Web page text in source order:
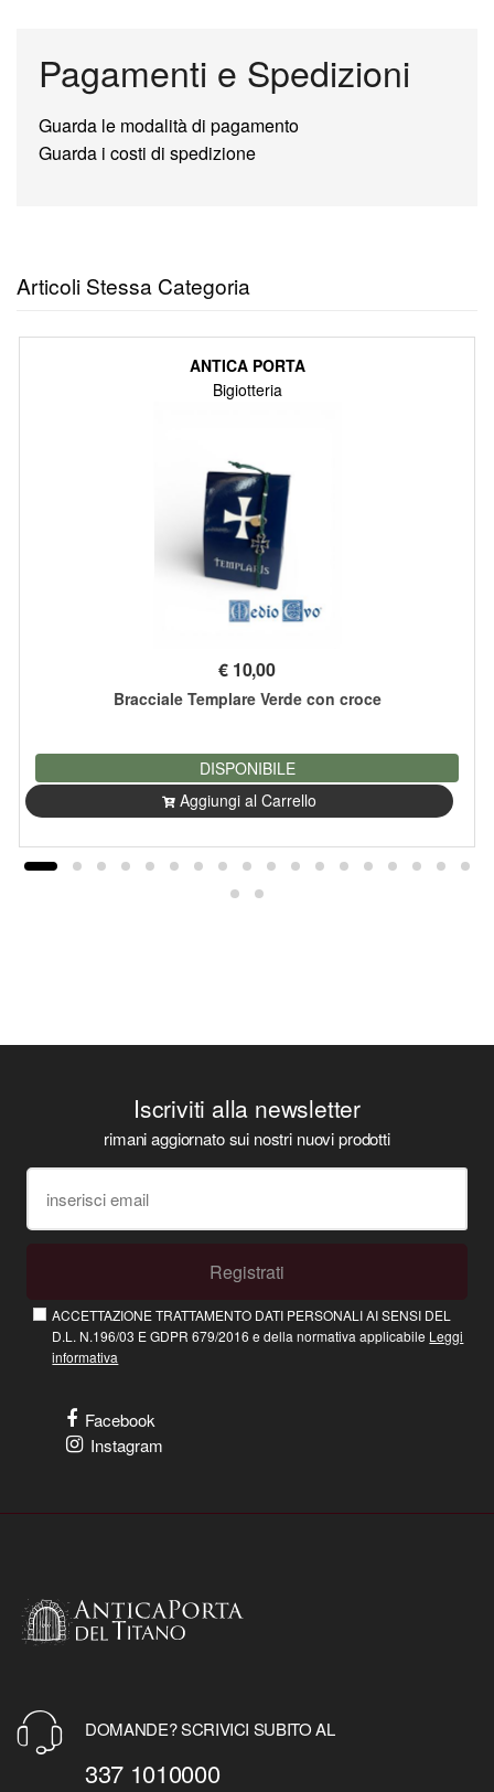
Pagamenti e Spedizioni
Guarda le modalità di pagamento
Guarda i costi di spedizione
Articoli Stessa Categoria
ANTICA PORTA
Bigiotteria
€ 10,00
Bracciale Templare Verde con croce
DISPONIBILE
Aggiungi al Carrello
Iscriviti alla newsletter
rimani aggiornato sui nostri nuovi prodotti
Registrati
ACCETTAZIONE TRATTAMENTO DATI PERSONALI AI SENSI DEL
D.L. N.196/03 E GDPR 679/2016 e della normativa applicabile Leggi
informativa
Facebook
Instagram
DOMANDE? SCRIVICI SUBITO AL
337 1010000